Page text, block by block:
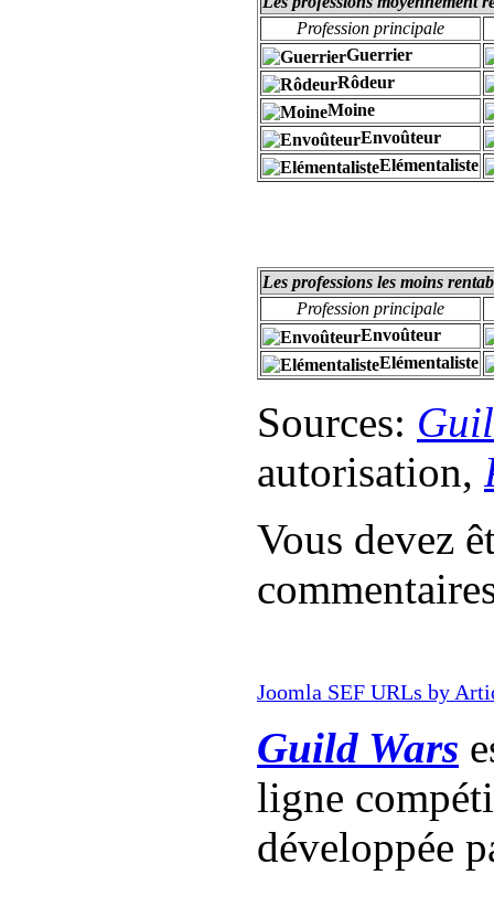
Profession principale
Guerrier
Rôdeur
Moine
Envoûteur
Elémentaliste
Les professions les moins
Profession principale
Envoûteur
Elémentaliste
Sources:
autorisation,
Vous devez
Joomla SEF URLs by
Guild Wars
ligne
développée